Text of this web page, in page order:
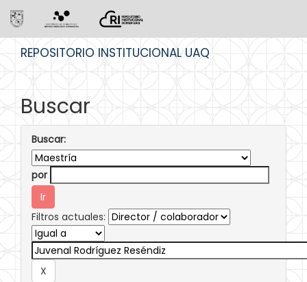
REPOSITORIO INSTITUCIONAL UAQ
Buscar
Buscar:
por
Filtros actuales: